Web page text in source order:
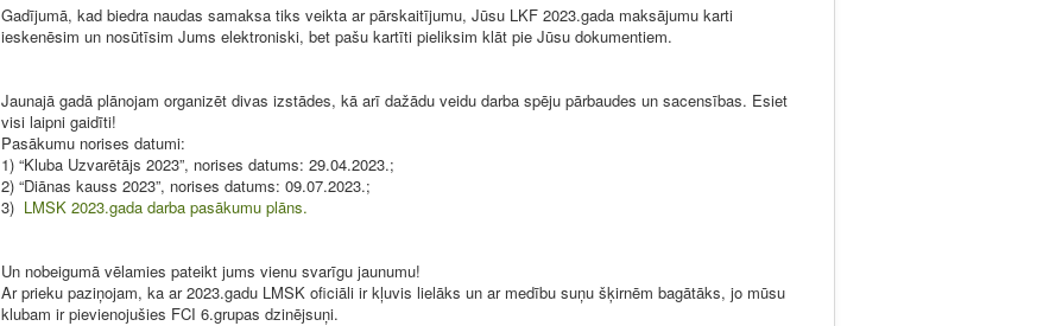
Gadījumā, kad biedra naudas samaksa tiks veikta ar pārskaitījumu, Jūsu LKF 2023.gada maksājumu karti
ieskenēsim un nosūtīsim Jums elektroniski, bet pašu kartīti pieliksim klāt pie Jūsu dokumentiem.
Jaunajā gadā plānojam organizēt divas izstādes, kā arī dažādu veidu darba spēju pārbaudes un sacensības. Esiet
visi laipni gaidīti!
Pasākumu norises datumi:
1) “Kluba Uzvarētājs 2023”, norises datums: 29.04.2023.;
2) “Diānas kauss 2023”, norises datums: 09.07.2023.;
3) LMSK 2023.gada darba pasākumu plāns.
Un nobeigumā vēlamies pateikt jums vienu svarīgu jaunumu!
Ar prieku paziņojam, ka ar 2023.gadu LMSK oficiāli ir kļuvis lielāks un ar medību suņu šķirnēm bagātāks, jo mūsu
klubam ir pievienojušies FCI 6.grupas dzinējsuņi.